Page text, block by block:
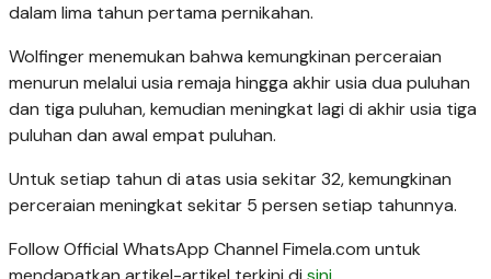
dalam lima tahun pertama pernikahan.
Wolfinger menemukan bahwa kemungkinan perceraian
menurun melalui usia remaja hingga akhir usia dua puluhan
dan tiga puluhan, kemudian meningkat lagi di akhir usia tiga
puluhan dan awal empat puluhan.
Untuk setiap tahun di atas usia sekitar 32, kemungkinan
perceraian meningkat sekitar 5 persen setiap tahunnya.
Follow Official WhatsApp Channel Fimela.com untuk